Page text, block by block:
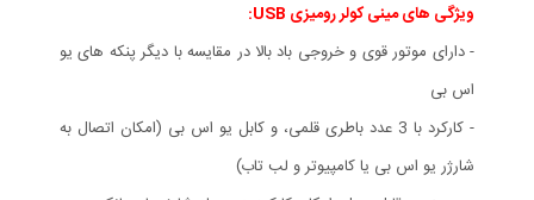
ویژگی های مينی كولر روميزی USB:
- دارای موتور قوی و خروجی باد بالا در مقایسه با دیگر پنکه های یو
اس بی
- کارکرد با 3 عدد باطری قلمی، و کابل یو اس بی (امکان اتصال به
شارژر یو اس بی یا کامپیوتر و لب تاب)